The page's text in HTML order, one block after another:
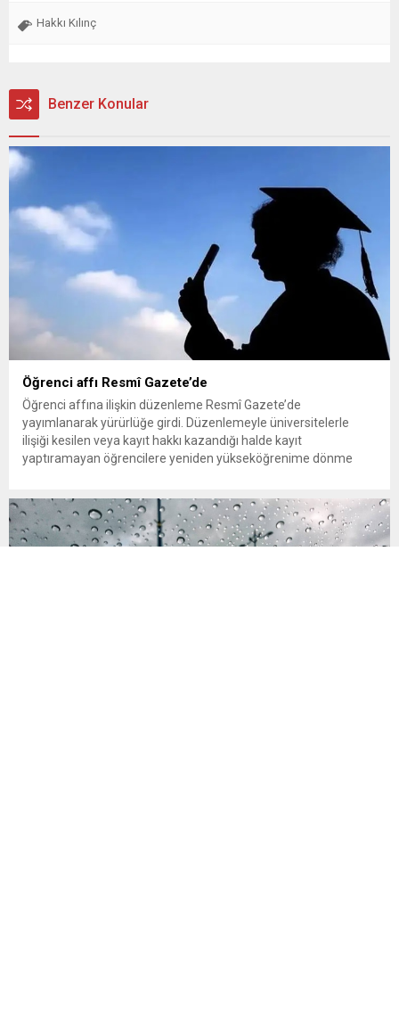
Hakkı Kılınç
Benzer Konular
Öğrenci affı Resmî Gazete’de
Öğrenci affına ilişkin düzenleme Resmî Gazete’de
yayımlanarak yürürlüğe girdi. Düzenlemeyle üniversitelerle
ilişiği kesilen veya kayıt hakkı kazandığı halde kayıt
yaptıramayan öğrencilere yeniden yükseköğrenime dönme
kesilen öğrencilere yeniden öğrenim hakkı tanıyan “öğrenci
affı” düzenlemesi böylece resmen...